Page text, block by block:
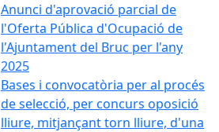
Anunci d'aprovació parcial de
l'Oferta Pública d'Ocupació de
l'Ajuntament del Bruc per l'any
2025
Bases i convocatòria per al procés
de selecció, per concurs oposició
lliure, mitjançant torn lliure, d'una